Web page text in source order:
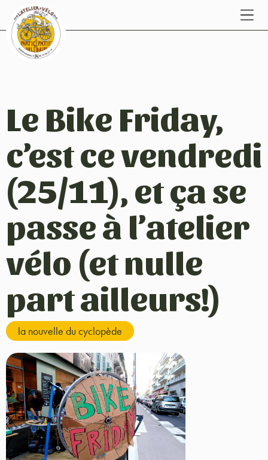
Le Bike Friday,
c’est ce vendredi
(25/11), et ça se
passe à l’atelier
vélo (et nulle
part ailleurs!)
la nouvelle du cyclopède